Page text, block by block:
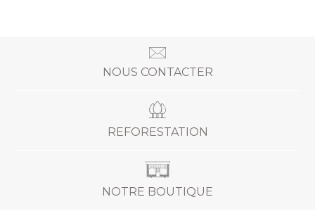
NOUS CONTACTER
REFORESTATION
NOTRE BOUTIQUE